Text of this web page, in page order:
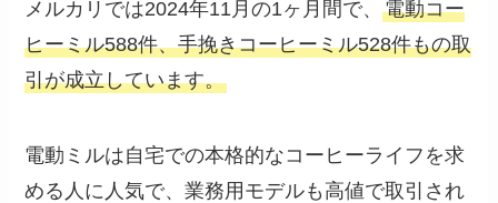
メルカリでは2024年11月の1ヶ月間で、電動コー
ヒーミル588件、手挽きコーヒーミル528件もの取
引が成立しています。
電動ミルは自宅での本格的なコーヒーライフを求
める人に人気で、業務用モデルも高値で取引され